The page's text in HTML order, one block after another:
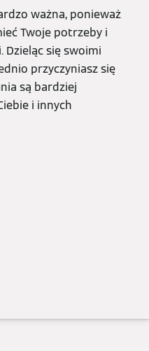
ważna, ponieważ
Twoje potrzeby i
Dzieląc się swoimi
przyczyniasz się
są bardziej
i innych